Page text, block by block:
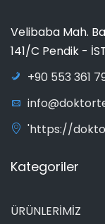
Velibaba Mah.
141/C Pendik -
+90 553 361
'https://
Kategoriler
ÜRÜNLERİMİZ